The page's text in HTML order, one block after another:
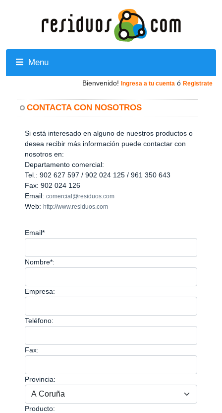
Menu
Bienvenido! Ingresa a tu cuenta ó Registrate
CONTACTA CON NOSOTROS
Si está interesado en alguno de nuestros productos o
desea recibir más información puede contactar con
nosotros en:
Departamento comercial:
Tel.: 902 627 597 / 902 024 125 / 961 350 643
Fax: 902 024 126
Email: comercial@residuos.com
Web: http://www.residuos.com
Email*
Nombre*:
Empresa:
Teléfono:
Fax:
Provincia:
Producto: